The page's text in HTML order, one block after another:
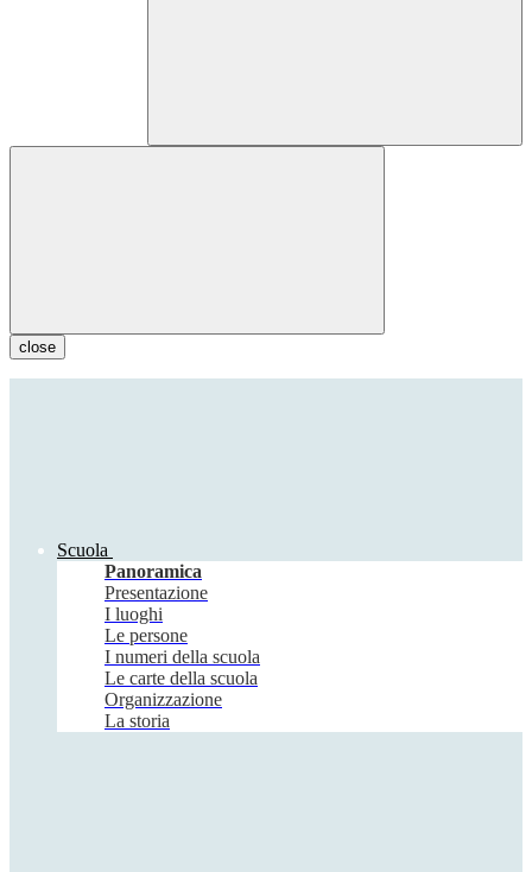
close
Scuola
Panoramica
Presentazione
I luoghi
Le persone
I numeri della scuola
Le carte della scuola
Organizzazione
La storia